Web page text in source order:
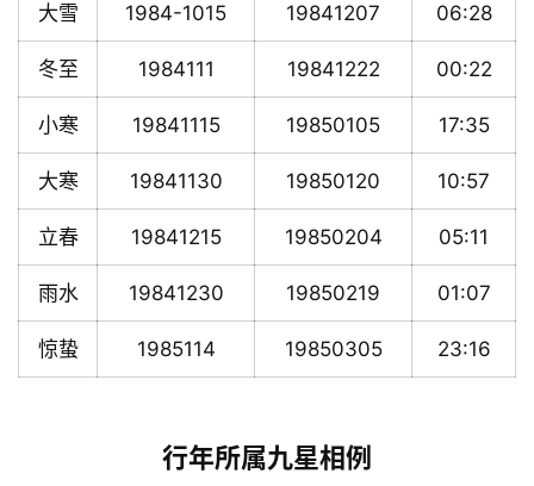
大雪 1984-1015 19841207 06:28
冬至 1984111 19841222 00:22
小寒 19841115 19850105 17:35
大寒 19841130 19850120 10:57
立春 19841215 19850204 05:11
雨水 19841230 19850219 01:07
惊蛰 1985114 19850305 23:16
行年所属九星相例